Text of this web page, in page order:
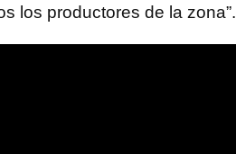
los productores de la zona”.